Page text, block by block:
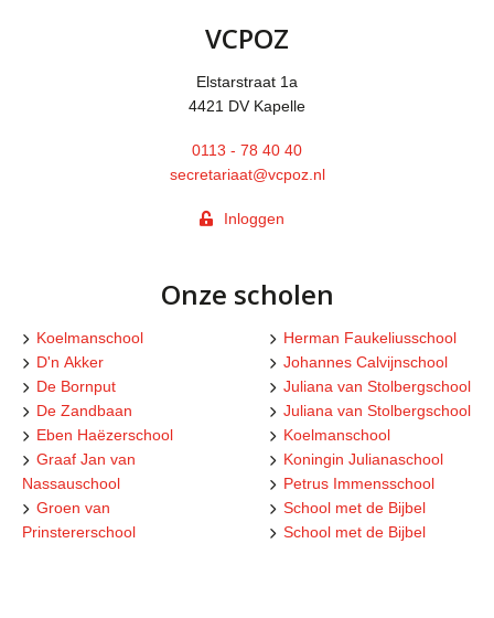
VCPOZ
Elstarstraat 1a
4421 DV Kapelle
0113 - 78 40 40
secretariaat@vcpoz.nl
Inloggen
Onze scholen
Koelmanschool
D'n Akker
De Bornput
De Zandbaan
Eben Haëzerschool
Graaf Jan van
Nassauschool
Groen van
Prinstererschool
Herman Faukeliusschool
Johannes Calvijnschool
Juliana van Stolbergschool
Juliana van Stolbergschool
Koelmanschool
Koningin Julianaschool
Petrus Immensschool
School met de Bijbel
School met de Bijbel